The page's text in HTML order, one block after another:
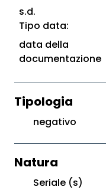
s.d.
Tipo data:
data della
documentazione
Tipologia
negativo
Natura
Seriale (s)